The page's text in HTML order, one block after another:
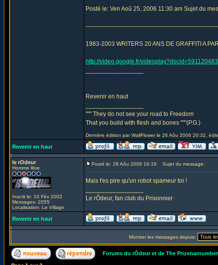
Posté le: Ven Aoû 25, 2006 11:30 am Sujet du
1983-2003 WRITERS 20 ANS DE GRAFFITI A
http://video.google.fr/
Revenir en haut
""" They do not see your road to Freedom
That you build with flesh and bones """(P.G.)
Dernière édition par WallFlower le 26 Aôu 2006 20:32,
Revenir en haut
le rOdeur
Homme libre
Inscrit le: 10 Fév 2002
Messages: 2055
Localisation: Le Village
Posté le: 26 Aôu 2006 16:16 Sujet du message:
Mais t'es pire qu'un robot spameur toi !
Le rÔdeur, fan club du Prisonnier
Revenir en haut
Montrer les messages depuis:
Forums du rÔdeur et de The